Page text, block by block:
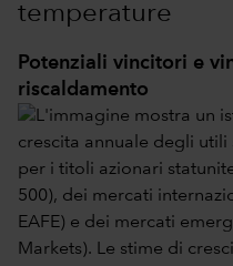
temperature
Potenziali vincitori e
riscaldamento